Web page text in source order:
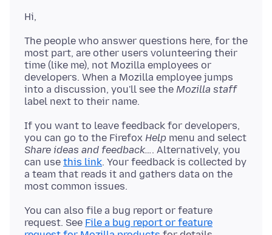
The people who answer questions here, for the
most part, are other users volunteering their
time (like me), not Mozilla employees or
developers. When a Mozilla employee jumps
into a discussion, you'll see the Mozilla staff
If you want to leave feedback for developers,
you can go to the Firefox Help menu and select
Share ideas and feedback…. Alternatively, you
can use this link. Your feedback is collected by
a team that reads it and gathers data on the
You can also file a bug report or feature
request. See File a bug report or feature